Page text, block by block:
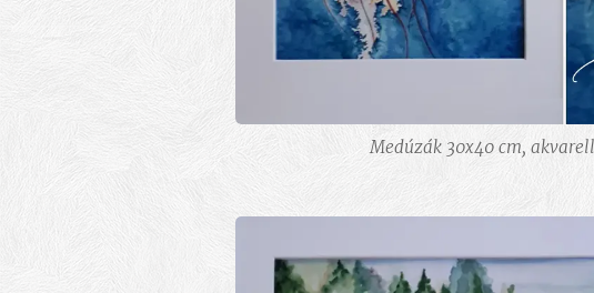
Medúzák 30x40 cm, akvarell